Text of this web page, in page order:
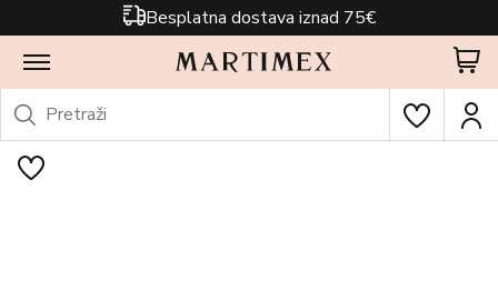
Besplatna dostava iznad 75€